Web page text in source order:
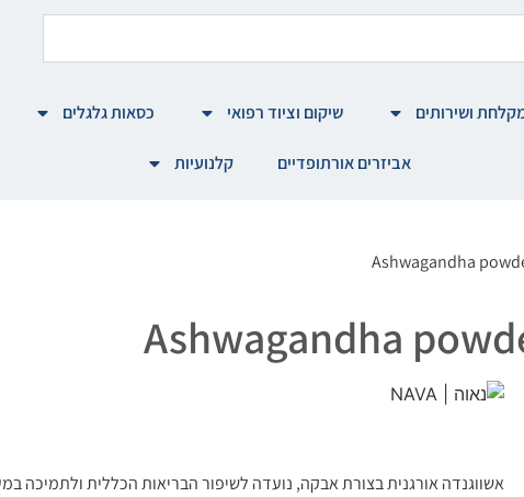
ושירותים שיקום וציוד רפואי כסאות גלגלים
אביזרים אורתופדיים קלנועיות
אשווגנדה אורגנית בצורת אבקה, נועדה לשיפור הבריאות הכללית ולתמיכה